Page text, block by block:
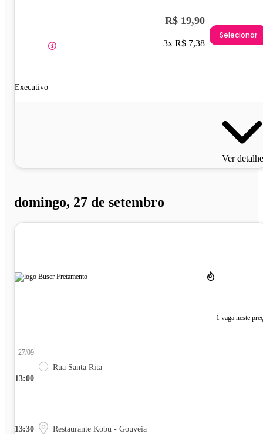
Executivo
R$ 19,90
3x R$ 7,38
Selecionar
Ver
domingo, 27 de setembro
1 vaga neste
13:00
27/09
Rua Santa Rita
13:30 Restaurante Kobu - Gouveia